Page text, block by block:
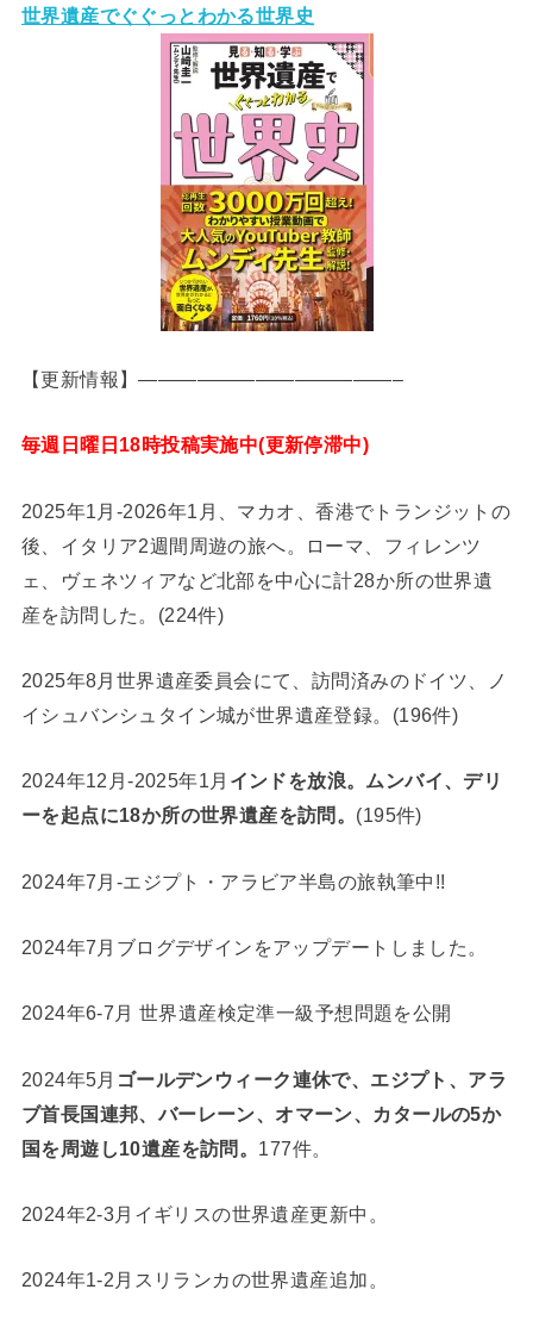
世界遺産でぐぐっとわかる世界史
【更新情報】—————————————–
毎週日曜日18時投稿実施中(更新停滞中)
2025年1月-2026年1月、マカオ、香港でトランジットの
後、イタリア2週間周遊の旅へ。ローマ、フィレンツ
ェ、ヴェネツィアなど北部を中心に計28か所の世界遺
産を訪問した。(224件)
2025年8月世界遺産委員会にて、訪問済みのドイツ、ノ
イシュバンシュタイン城が世界遺産登録。(196件)
2024年12月-2025年1月 インドを放浪。ムンバイ、デリ
ーを起点に18か所の世界遺産を訪問。 (195件)
2024年7月-エジプト・アラビア半島の旅執筆中!!
2024年7月ブログデザインをアップデートしました。
2024年6-7月 世界遺産検定準一級予想問題を公開
2024年5月 ゴールデンウィーク連休で、エジプト、アラ
ブ首長国連邦、バーレーン、オマーン、カタールの5か
国を周遊し10遺産を訪問。 177件。
2024年2-3月イギリスの世界遺産更新中。
2024年1-2月スリランカの世界遺産追加。